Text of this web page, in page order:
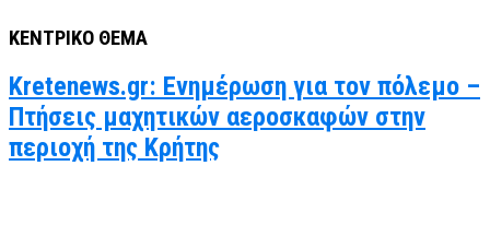
ΚΕΝΤΡΙΚΟ ΘΕΜΑ
Kretenews.gr: Ενημέρωση για τον πόλεμο –
Πτήσεις μαχητικών αεροσκαφών στην
περιοχή της Κρήτης